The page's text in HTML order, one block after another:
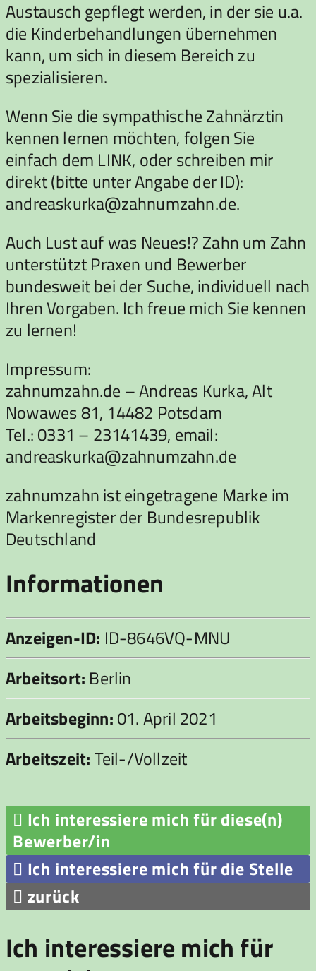
Austausch gepflegt werden, in der sie u.a.
die Kinderbehandlungen übernehmen
kann, um sich in diesem Bereich zu
spezialisieren.
Wenn Sie die sympathische Zahnärztin
kennen lernen möchten, folgen Sie
einfach dem LINK, oder schreiben mir
direkt (bitte unter Angabe der ID):
andreaskurka@zahnumzahn.de.
Auch Lust auf was Neues!? Zahn um Zahn
unterstützt Praxen und Bewerber
bundesweit bei der Suche, individuell nach
Ihren Vorgaben. Ich freue mich Sie kennen
zu lernen!
Impressum:
zahnumzahn.de – Andreas Kurka, Alt
Nowawes 81, 14482 Potsdam
Tel.: 0331 – 23141439, email:
andreaskurka@zahnumzahn.de
zahnumzahn ist eingetragene Marke im
Markenregister der Bundesrepublik
Deutschland
Informationen
Anzeigen-ID: ID-8646VQ-MNU
Arbeitsort: Berlin
Arbeitsbeginn:01. April 2021
Arbeitszeit:Teil-/Vollzeit
 Ich interessiere mich für diese(n)
Bewerber/in
 Ich interessiere mich für die Stelle
 zurück
Ich interessiere mich für